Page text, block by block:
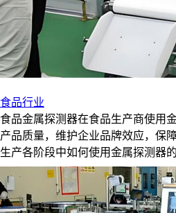
食品行业
食品金属探测器在食品生产商使用
产品质量，维护企业品牌效应，保
生产各阶段中如何使用金属探测器的